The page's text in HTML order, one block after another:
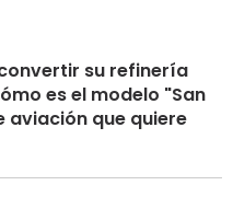
su refinería
es el modelo "San
aviación que quiere